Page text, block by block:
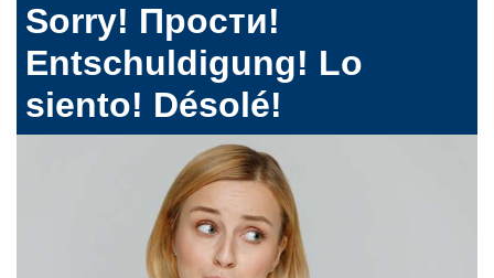
Sorry! Прости!
Entschuldigung! Lo
siento! Désolé!